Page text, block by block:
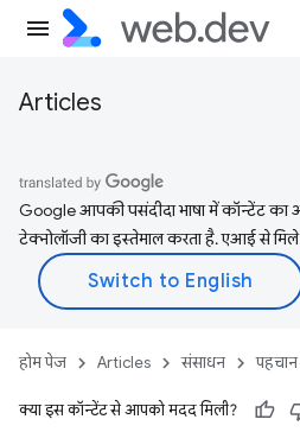
Articles
Google आपकी पसंदीदा भाषा में कॉन्टेंट
टेक्नोलॉजी का इस्तेमाल करता है. एआई से मिले
होम पेज Articles संसाधन पहचान
क्या इस कॉन्टेंट से आपको मदद मिली?